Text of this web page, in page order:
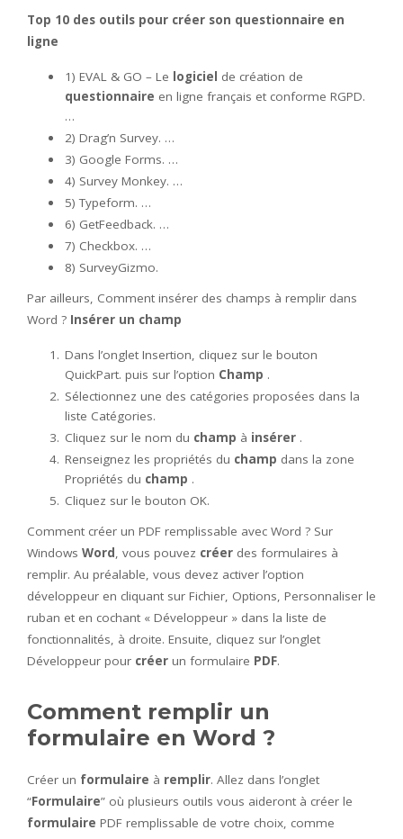
Top 10 des outils pour créer son questionnaire en
ligne
1) EVAL & GO – Le logiciel de création de
questionnaire en ligne français et conforme RGPD.
…
2) Drag’n Survey. …
3) Google Forms. …
4) Survey Monkey. …
5) Typeform. …
6) GetFeedback. …
7) Checkbox. …
8) SurveyGizmo.
Par ailleurs, Comment insérer des champs à remplir dans
Word ? Insérer un champ
Dans l’onglet Insertion, cliquez sur le bouton
QuickPart. puis sur l’option Champ .
Sélectionnez une des catégories proposées dans la
liste Catégories.
Cliquez sur le nom du champ à insérer .
Renseignez les propriétés du champ dans la zone
Propriétés du champ .
Cliquez sur le bouton OK.
Comment créer un PDF remplissable avec Word ? Sur
Windows Word, vous pouvez créer des formulaires à
remplir. Au préalable, vous devez activer l’option
développeur en cliquant sur Fichier, Options, Personnaliser le
ruban et en cochant « Développeur » dans la liste de
fonctionnalités, à droite. Ensuite, cliquez sur l’onglet
Développeur pour créer un formulaire PDF.
Comment remplir un
formulaire en Word ?
Créer un formulaire à remplir. Allez dans l’onglet
“Formulaire” où plusieurs outils vous aideront à créer le
formulaire PDF remplissable de votre choix, comme